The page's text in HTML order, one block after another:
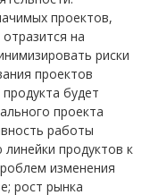
проектов,
на
риски
проектов
будет
проекта
работы
продуктов к
изменения
рост рынка